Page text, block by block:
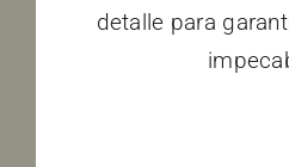
detalle para